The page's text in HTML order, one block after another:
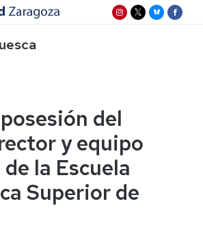
del
y equipo
la Escuela
Superior de